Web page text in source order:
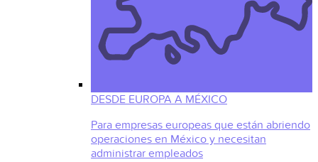
DESDE EUROPA A MÉXICO
Para empresas europeas que están abriendo
operaciones en México y necesitan
administrar empleados